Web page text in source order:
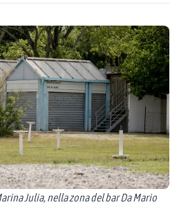
Julia, nella zona del bar Da Mario